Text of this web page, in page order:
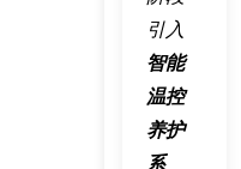
引入
智能
温控
养护
系